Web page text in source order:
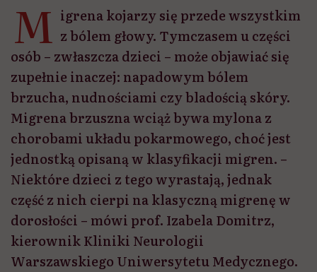
M igrena kojarzy się przede wszystkim
z bólem głowy. Tymczasem u części
osób – zwłaszcza dzieci – może objawiać się
zupełnie inaczej: napadowym bólem
brzucha, nudnościami czy bladością skóry.
Migrena brzuszna wciąż bywa mylona z
chorobami układu pokarmowego, choć jest
jednostką opisaną w klasyfikacji migren. –
Niektóre dzieci z tego wyrastają, jednak
część z nich cierpi na klasyczną migrenę w
dorosłości – mówi prof. Izabela Domitrz,
kierownik Kliniki Neurologii
Warszawskiego Uniwersytetu Medycznego.